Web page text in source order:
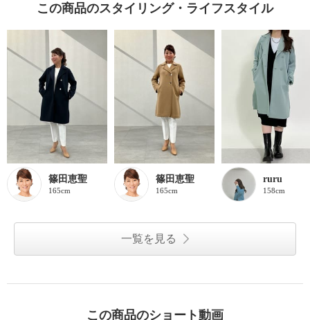
この商品のスタイリング・ライフスタイル
篠田恵聖
165cm
篠田恵聖
165cm
ruru
158cm
一覧を見る
この商品のショート動画